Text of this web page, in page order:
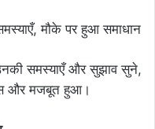
समस्याएँ और सुझाव सुने,
और मजबूत हुआ।